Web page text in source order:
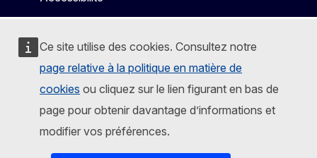
Ce site utilise des cookies. Consultez notre
page relative à la politique en matière de
cookies ou cliquez sur le lien figurant en bas de
page pour obtenir davantage d’informations et
modifier vos préférences.